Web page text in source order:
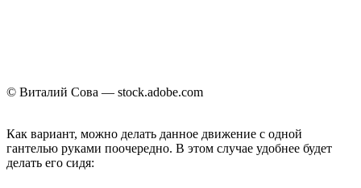
© Виталий Сова — stock.adobe.com
Как вариант, можно делать данное движение с одной
гантелью руками поочередно. В этом случае удобнее будет
делать его сидя: